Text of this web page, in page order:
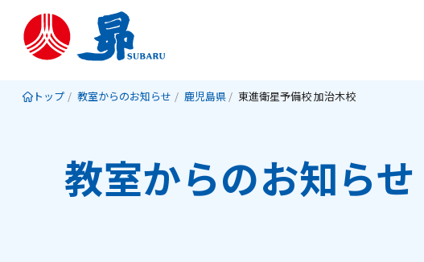
トップ 教室からのお知らせ 鹿児島県 東進衛星予備校 加治木校
教室からのお知らせ